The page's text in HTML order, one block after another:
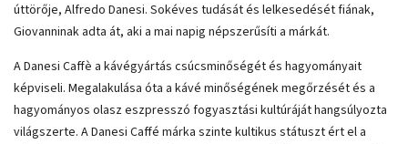
úttörője, Alfredo Danesi. Sokéves tudását és lelkesedését fiának,
Giovanninak adta át, aki a mai napig népszerűsíti a márkát.
A Danesi Caffè a kávégyártás csúcsminőségét és hagyományait
képviseli. Megalakulása óta a kávé minőségének megőrzését és a
hagyományos olasz eszpresszó fogyasztási kultúráját hangsúlyozta
világszerte. A Danesi Caffé márka szinte kultikus státuszt ért el a